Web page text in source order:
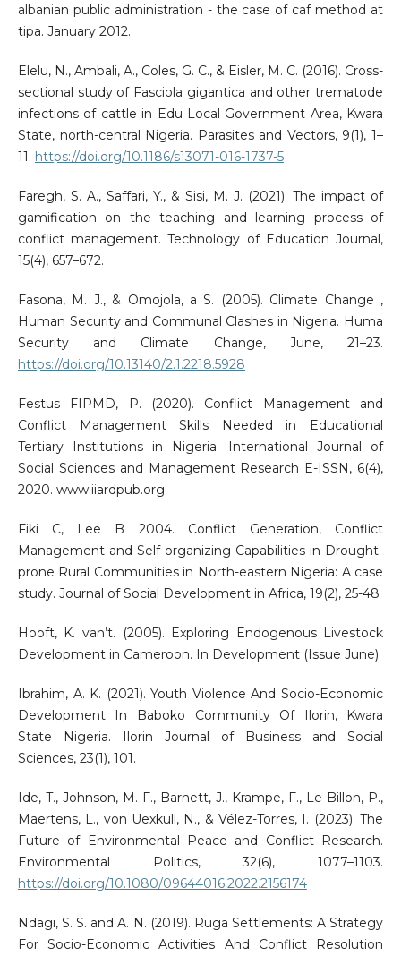
albanian public administration - the case of caf method at
tipa. January 2012.
Elelu, N., Ambali, A., Coles, G. C., & Eisler, M. C. (2016). Cross-
sectional study of Fasciola gigantica and other trematode
infections of cattle in Edu Local Government Area, Kwara
State, north-central Nigeria. Parasites and Vectors, 9(1), 1–
11. https://doi.org/10.1186/s13071-016-1737-5
Faregh, S. A., Saffari, Y., & Sisi, M. J. (2021). The impact of
gamification on the teaching and learning process of
conflict management. Technology of Education Journal,
15(4), 657–672.
Fasona, M. J., & Omojola, a S. (2005). Climate Change ,
Human Security and Communal Clashes in Nigeria. Huma
Security and Climate Change, June, 21–23.
https://doi.org/10.13140/2.1.2218.5928
Festus FIPMD, P. (2020). Conflict Management and
Conflict Management Skills Needed in Educational
Tertiary Institutions in Nigeria. International Journal of
Social Sciences and Management Research E-ISSN, 6(4),
2020. www.iiardpub.org
Fiki C, Lee B 2004. Conflict Generation, Conflict
Management and Self-organizing Capabilities in Drought-
prone Rural Communities in North-eastern Nigeria: A case
study. Journal of Social Development in Africa, 19(2), 25-48
Hooft, K. van’t. (2005). Exploring Endogenous Livestock
Development in Cameroon. In Development (Issue June).
Ibrahim, A. K. (2021). Youth Violence And Socio-Economic
Development In Baboko Community Of Ilorin, Kwara
State Nigeria. Ilorin Journal of Business and Social
Sciences, 23(1), 101.
Ide, T., Johnson, M. F., Barnett, J., Krampe, F., Le Billon, P.,
Maertens, L., von Uexkull, N., & Vélez-Torres, I. (2023). The
Future of Environmental Peace and Conflict Research.
Environmental Politics, 32(6), 1077–1103.
https://doi.org/10.1080/09644016.2022.2156174
Ndagi, S. S. and A. N. (2019). Ruga Settlements: A Strategy
For Socio-Economic Activities And Conflict Resolution